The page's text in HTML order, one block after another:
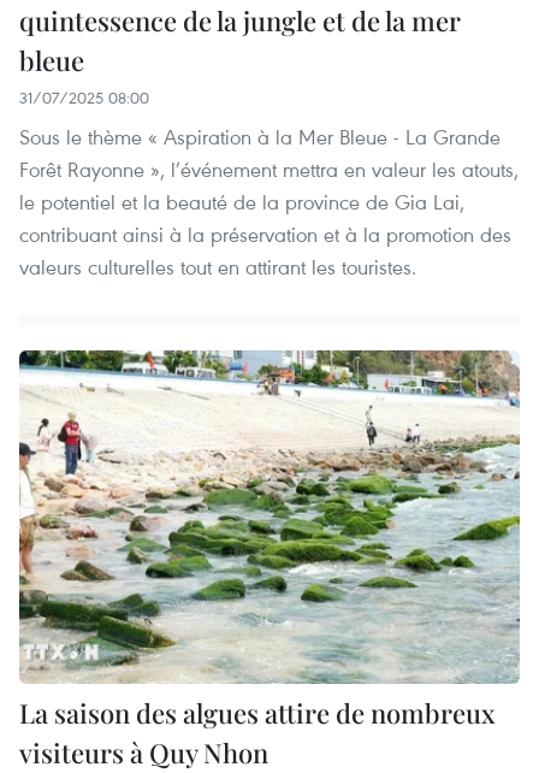
quintessence de la jungle et de la mer
bleue
31/07/2025 08:00
Sous le thème « Aspiration à la Mer Bleue - La Grande
Forêt Rayonne », l’événement mettra en valeur les atouts,
le potentiel et la beauté de la province de Gia Lai,
contribuant ainsi à la préservation et à la promotion des
valeurs culturelles tout en attirant les touristes.
La saison des algues attire de nombreux
visiteurs à Quy Nhon